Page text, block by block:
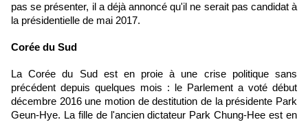
pas se présenter, il a déjà annoncé qu'il ne serait pas candidat à
la présidentielle de mai 2017.
Corée du Sud
La Corée du Sud est en proie à une crise politique sans
précédent depuis quelques mois :
le Parlement a voté début
décembre 2016 une motion de destitution de la présidente Park
Geun-Hye. La fille de l'ancien dictateur Park Chung-Hee est en